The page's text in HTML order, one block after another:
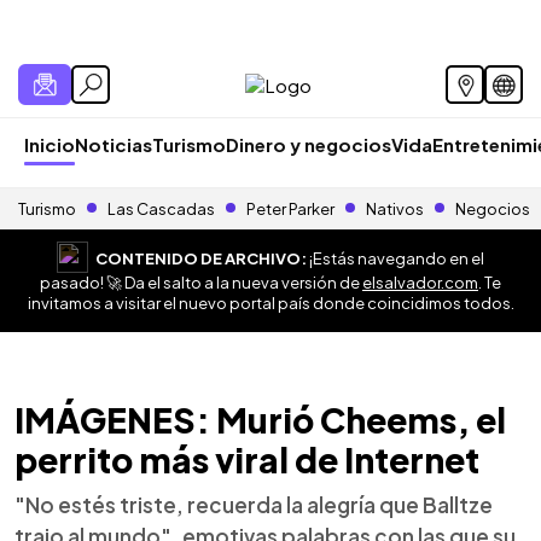
InicioNoticiasTurismoDinero y negociosVida
Turismo Las Cascadas Peter Parker Nativos Negocios
CONTENIDO DE ARCHIVO:¡Estás navegando en el
pasado! 🚀 Da el salto a la nueva versión deelsalvador.com . Te
invitamos a visitar el nuevo portal país donde coincidimos todos.
IMÁGENES: Murió Cheems, el
perrito más viral de Internet
"No estés triste, recuerda la alegría que Balltze